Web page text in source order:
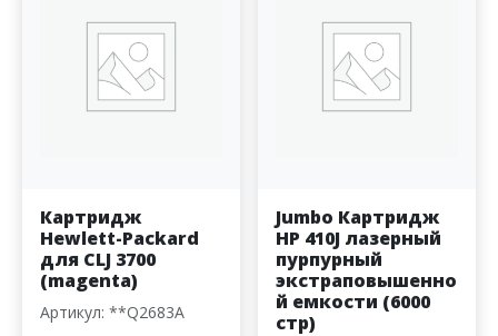
Картридж
Hewlett-Packard
для CLJ 3700
(magenta)
Артикул: **Q2683A
Jumbo Картридж
HP 410J лазерный
пурпурный
экстраповышенно
й емкости (6000
стр)